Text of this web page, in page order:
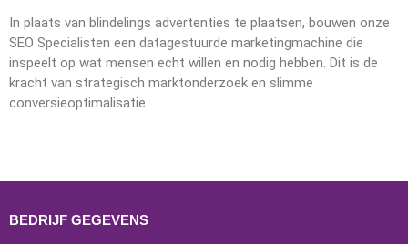
In plaats van blindelings advertenties te plaatsen, bouwen onze
SEO Specialisten een datagestuurde marketingmachine die
inspeelt op wat mensen echt willen en nodig hebben. Dit is de
kracht van strategisch marktonderzoek en slimme
conversieoptimalisatie.
BEDRIJF GEGEVENS